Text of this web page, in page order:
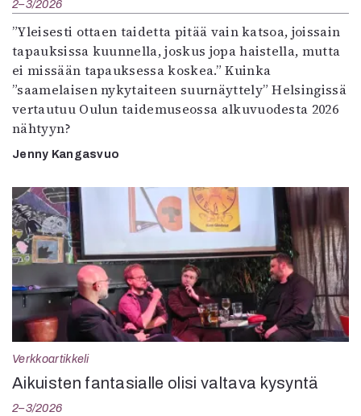
2–3/2026
”Yleisesti ottaen taidetta pitää vain katsoa, joissain
tapauksissa kuunnella, joskus jopa haistella, mutta
ei missään tapauksessa koskea.” Kuinka
”saamelaisen nykytaiteen suurnäyttely” Helsingissä
vertautuu Oulun taidemuseossa alkuvuodesta 2026
nähtyyn?
Jenny Kangasvuo
Verkkoartikkeli
Aikuisten fantasialle olisi valtava kysyntä
2–3/2026